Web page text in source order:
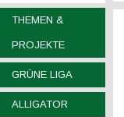
THEMEN &
PROJEKTE
GRÜNE LIGA
ALLIGATOR